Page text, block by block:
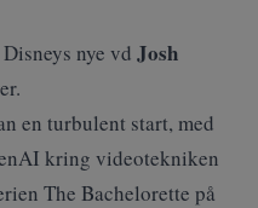
nye vd Josh
en turbulent start, med
kring videotekniken
The Bachelorette på